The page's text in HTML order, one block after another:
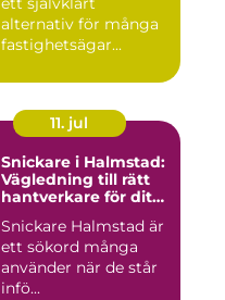
alternativ för många
fastighetsägar...
11. jul
Snickare i Halmstad:
Vägledning till rätt
hantverkare för ditt
Snickare Halmstad är
ett sökord många
använder när de står
infö...